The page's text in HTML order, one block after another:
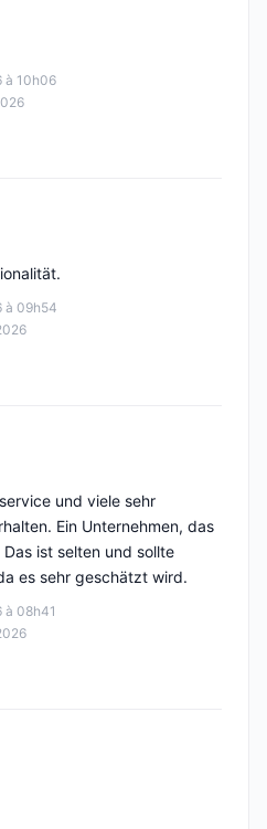
à 10h06
à 09h54
08h41
und viele sehr
Ein Unternehmen, das
ist selten und sollte
es sehr geschätzt wird.